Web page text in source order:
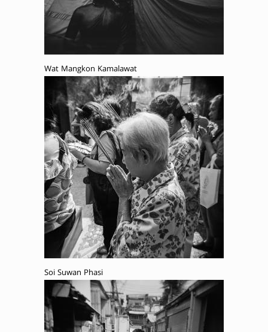
Wat Mangkon Kamalawat
Soi Suwan Phasi